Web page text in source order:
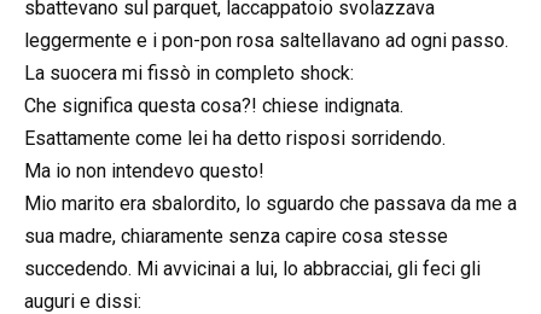
sbattevano sul parquet, laccappatoio svolazzava
leggermente e i pon-pon rosa saltellavano ad ogni passo.
La suocera mi fissò in completo shock:
Che significa questa cosa?! chiese indignata.
Esattamente come lei ha detto risposi sorridendo.
Ma io non intendevo questo!
Mio marito era sbalordito, lo sguardo che passava da me a
sua madre, chiaramente senza capire cosa stesse
succedendo. Mi avvicinai a lui, lo abbracciai, gli feci gli
auguri e dissi: